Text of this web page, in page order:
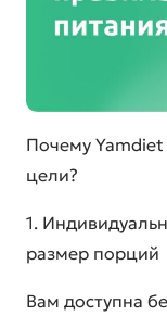
Почему
цели?
1.
размер порций
Вам доступна